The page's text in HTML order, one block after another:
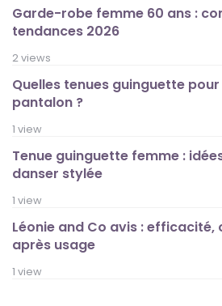
Garde-robe femme 60 ans :
tendances 2026
2 views
Quelles tenues guinguette
pantalon ?
1 view
Tenue guinguette femme :
danser stylée
1 view
Léonie and Co avis :
après usage
1 view